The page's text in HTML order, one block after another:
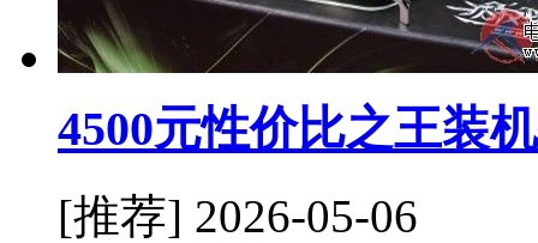
4500元性价比之王装
[推荐] 2026-05-06